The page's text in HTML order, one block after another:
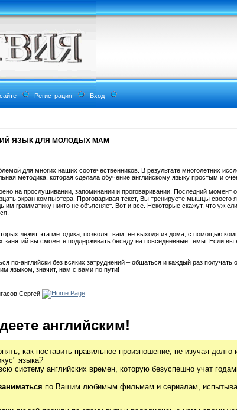
Регистрация Вход
ЯЗЫК ДЛЯ МОЛОДЫХ МАМ
для многих наших соотечественников. В результате многолетних
методика, которая сделала обучение английскому языку простым и
на прослушивании, запоминании и проговаривании. Последний момент
экран компьютера. Проговаривая текст, Вы тренируете мышцы своего
им грамматику никто не объясняет. Вот и все. Некоторые скажут, что уж
лежит эта методика, позволят вам, не выходя из дома, с помощью
занятий вы сможете поддерживать беседу на повседневные темы. Если
по-английски без всяких затруднений – общаться и каждый раз получать
языком, значит, нам с вами по пути!
Сергей
английским!
как поставить правильное произношение, не изучая долго
языка?
систему английских времен, которую безуспешно учат
по Вашим любимым фильмам и сериалам,